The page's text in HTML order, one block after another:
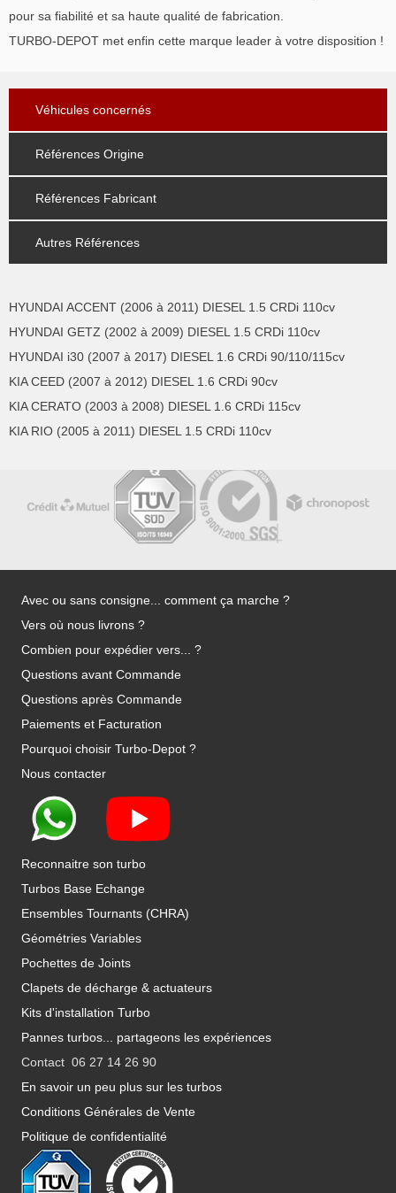
pour sa fiabilité et sa haute qualité de fabrication.
TURBO-DEPOT met enfin cette marque leader à votre disposition !
Véhicules concernés
Références Origine
Références Fabricant
Autres Références
HYUNDAI ACCENT (2006 à 2011) DIESEL 1.5 CRDi 110cv
HYUNDAI GETZ (2002 à 2009) DIESEL 1.5 CRDi 110cv
HYUNDAI i30 (2007 à 2017) DIESEL 1.6 CRDi 90/110/115cv
KIA CEED (2007 à 2012) DIESEL 1.6 CRDi 90cv
KIA CERATO (2003 à 2008) DIESEL 1.6 CRDi 115cv
KIA RIO (2005 à 2011) DIESEL 1.5 CRDi 110cv
Avec ou sans consigne... comment ça marche ?
Vers où nous livrons ?
Combien pour expédier vers... ?
Questions avant Commande
Questions après Commande
Paiements et Facturation
Pourquoi choisir Turbo-Depot ?
Nous contacter
Reconnaitre son turbo
Turbos Base Echange
Ensembles Tournants (CHRA)
Géométries Variables
Pochettes de Joints
Clapets de décharge & actuateurs
Kits d'installation Turbo
Pannes turbos... partageons les expériences
Contact 06 27 14 26 90
En savoir un peu plus sur les turbos
Conditions Générales de Vente
Politique de confidentialité